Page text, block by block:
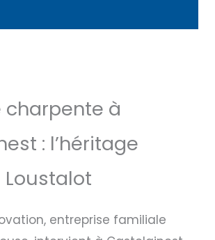
charpente à
: l’héritage
entreprise familiale